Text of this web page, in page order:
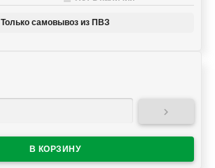
Только самовывоз из ПВЗ
